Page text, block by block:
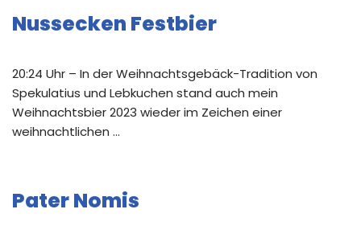
Nussecken Festbier
20:24 Uhr – In der Weihnachtsgebäck-Tradition von
Spekulatius und Lebkuchen stand auch mein
Weihnachtsbier 2023 wieder im Zeichen einer
weihnachtlichen …
Pater Nomis